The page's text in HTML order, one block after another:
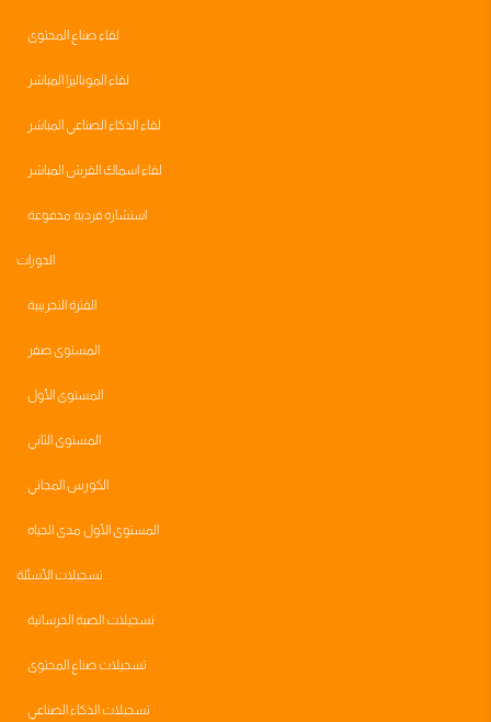
لقاء صناع المحتوى
لقاء الموناليزا المباشر
لقاء الذكاء الصناعي المباشر
لقاء اسماك القرش المباشر
استشاره فرديه مدفوعة
الدورات
الفترة التجريبية
المستوى صفر
المستوى الأول
المستوى الثاني
الكورس المجاني
المستوى الأول مدى الحياه
تسجيلات الأسئلة
تسجيلات الصبة الخرسانية
تسجيلات صناع المحتوى
تسجيلات الذكاء الصناعي